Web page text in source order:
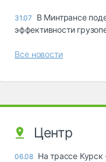
31.07
В Минтрансе
эффективности
Все новости
Центр
06.08 На трассе